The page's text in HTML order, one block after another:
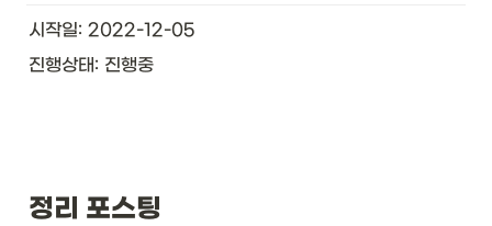
시작일: 2022-12-05
진행상태: 진행중
정리 포스팅